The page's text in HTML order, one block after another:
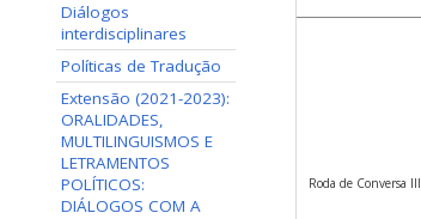
Diálogos
interdisciplinares
Políticas de Tradução
Extensão (2021-2023):
ORALIDADES,
MULTILINGUISMOS E
LETRAMENTOS
POLÍTICOS:
DIÁLOGOS COM A
Roda de Conversa III